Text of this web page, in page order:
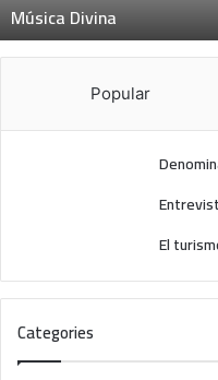
n
Música Divina
Popular
El
Categories